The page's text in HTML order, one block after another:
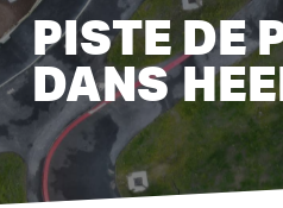
PISTE DE
DANS